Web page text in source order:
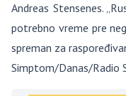
Andreas Stensenes.
potrebno vreme pre
spreman za
Simptom/Danas/Radio